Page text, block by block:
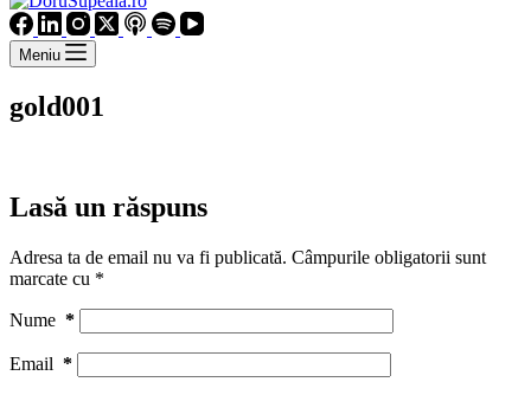
Meniu
gold001
Lasă un răspuns
Adresa ta de email nu va fi publicată. Câmpurile obligatorii sunt
marcate cu *
Nume *
Email *